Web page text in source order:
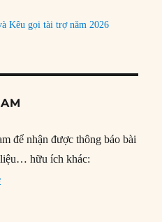
Kêu gọi tài trợ năm 2026
để nhận được thông báo bài
hữu ích khác: